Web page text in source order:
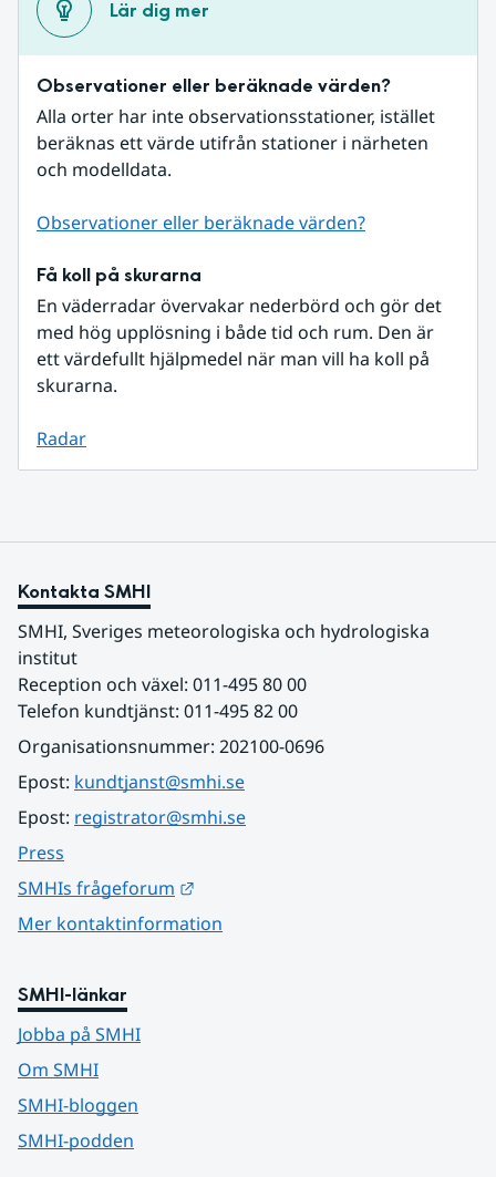
Lär dig mer
Observationer eller beräknade värden?
Alla orter har inte observationsstationer, istället
beräknas ett värde utifrån stationer i närheten
och modelldata.
Observationer eller beräknade värden?
Få koll på skurarna
En väderradar övervakar nederbörd och gör det
med hög upplösning i både tid och rum. Den är
ett värdefullt hjälpmedel när man vill ha koll på
skurarna.
Radar
Kontakta SMHI
SMHI, Sveriges meteorologiska och hydrologiska
institut
Reception och växel: 011-495 80 00
Telefon kundtjänst: 011-495 82 00
Organisationsnummer: 202100-0696
Epost: kundtjanst@smhi.se
Epost: registrator@smhi.se
Press
SMHIs frågeforum
Mer kontaktinformation
SMHI-länkar
Jobba på SMHI
Om SMHI
SMHI-bloggen
SMHI-podden